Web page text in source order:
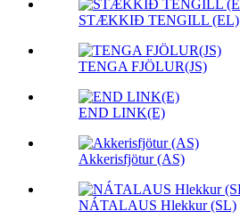
STÆKKIÐ TENGILL (EL)
TENGA FJÖLUR(JS)
END LINK(E)
Akkerisfjötur (AS)
NÁTALAUS Hlekkur (SL)